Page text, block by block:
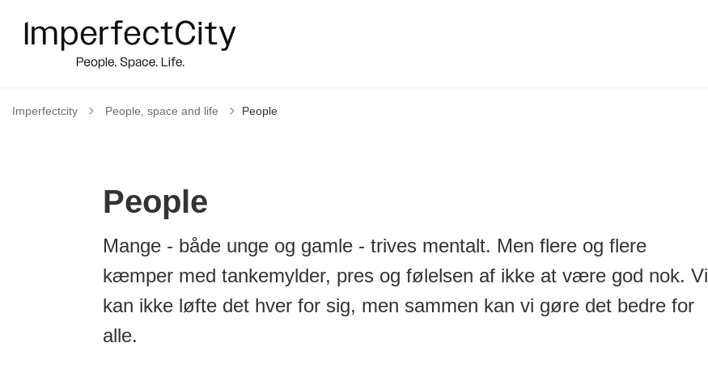
Imperfectcity Tilbage til
People, space and life People
People
Mange - både unge og gamle - trives mentalt. Men flere og flere
kæmper med tankemylder, pres og følelsen af ikke at være god nok. Vi
kan ikke løfte det hver for sig, men sammen kan vi gøre det bedre for
alle.